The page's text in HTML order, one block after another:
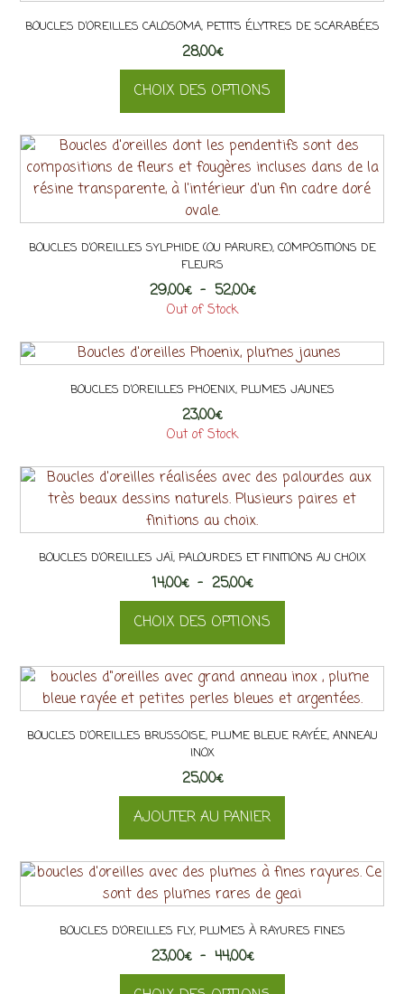
Les
options
peuvent
être
choisies
sur
la
page
du
produit
BOUCLES D’OREILLES CALOSOMA, PETITS ÉLYTRES DE SCARABÉES
28,00€
CHOIX DES OPTIONS
produit
a
plusieurs
variations.
options
peuvent
être
choisies
sur
la
page
du
produit
BOUCLES D’OREILLES SYLPHIDE (OU PARURE), COMPOSITIONS DE
FLEURS
29,00€ – 52,00€Plage
29,00€
à
52,00€
Out of Stock
produit
plusieurs
variations.
Les
peuvent
être
choisies
sur
la
page
du
produit
BOUCLES D’OREILLES PHOENIX, PLUMES JAUNES
23,00€
Out of Stock
BOUCLES D’OREILLES JAÏ, PALOURDES ET FINITIONS AU CHOIX
14,00€ – 25,00€Plage
de
prix :
14,00€
à
25,00€
CHOIX DES OPTIONS
produit
a
variations.
Les
options
peuvent
être
sur
la
du
produit
BOUCLES D’OREILLES BRUSSOISE, PLUME BLEUE RAYÉE, ANNEAU
INOX
25,00€
AJOUTER AU PANIER
BOUCLES D’OREILLES FLY, PLUMES À RAYURES FINES
23,00€ – 44,00€Plage
de